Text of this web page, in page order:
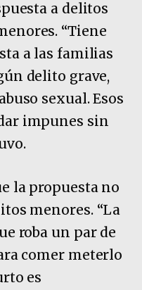
a delitos
“Tiene
a las familias
delito grave,
sexual. Esos
impunes sin
la propuesta no
menores. “La
roba un par de
comer meterlo
es